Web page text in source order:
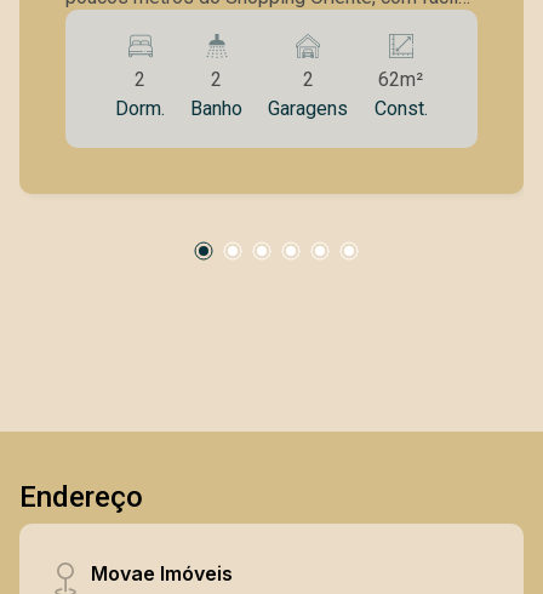
acesso a comércios, serviços e principais vias
da região. O imóvel possui 62 m² muito bem
distribuídos, com dois dormitórios, sendo uma
suíte com armários planejados. A cozinha
também conta com armários planejados,
aproveitamento dos espaços. A sala é ampla,
família e amigos. Dispõe de duas vagas de
de lazer com jacuzzi , salão de festas ,
academia , salão de jogos e quadra , garantindo
moradores. Uma excelente opção para quem
2
Dorm.
2
Banho
2
Garagens
62m²
Const.
Endereço
Movae Imóveis